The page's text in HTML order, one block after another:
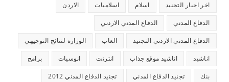
اخر اخبار التجنيد اسلام اسلاميات الاردن
الدفاع المدني الدفاع المدني الاردني
الدفاع المدني الاردني التجنيد العاب الوزاره لنتائج التوجيهي
اناشيد اناشيد موقع جذاب انترنت انوسيات برامج
بنك تجنيد الدفاع المدني تجنيد الدفاع المدني 2012